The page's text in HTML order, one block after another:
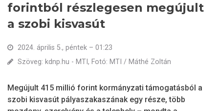
forintból részlegesen megújult
a szobi kisvasút
2024. április 5., péntek – 01:23
Szöveg: kdnp.hu - MTI, Fotó: MTI / Máthé Zoltán
Megújult 415 millió forint kormányzati támogatásból a
szobi kisvasút pályaszakaszának egy része, több